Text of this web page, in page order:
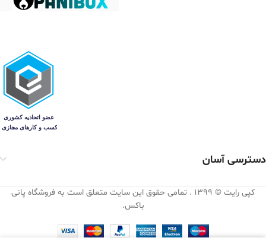
دسترسی آسان
کپی رایت © 1399 . تمامی حقوق این سایت متعلق است به فروشگاه پانی
باکس.